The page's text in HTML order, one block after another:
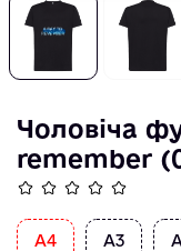
Чоловіча
remember
А4 А3